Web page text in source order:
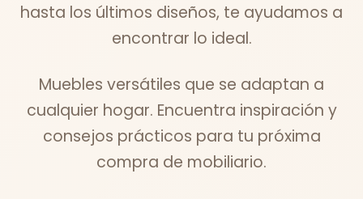
hasta los últimos diseños, te ayudamos a
encontrar lo ideal.
Muebles versátiles que se adaptan a
cualquier hogar. Encuentra inspiración y
consejos prácticos para tu próxima
compra de mobiliario.